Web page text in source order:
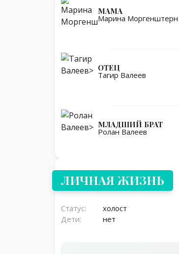
МАМА
Марина Моргенштерн
ОТЕЦ
Тагир Валеев
МЛАДШИЙ БРАТ
Ролан Валеев
ЛИЧНАЯ ЖИЗНЬ
Статус:
холост
Дети:
нет